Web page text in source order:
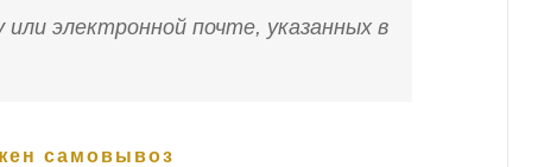
электронной почте, указанных в
самовывоз